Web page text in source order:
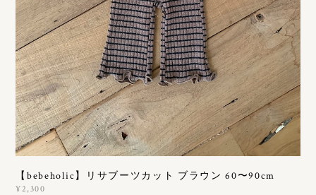
【bebeholic】リサブーツカット ブラウン 60〜90cm
¥2,300